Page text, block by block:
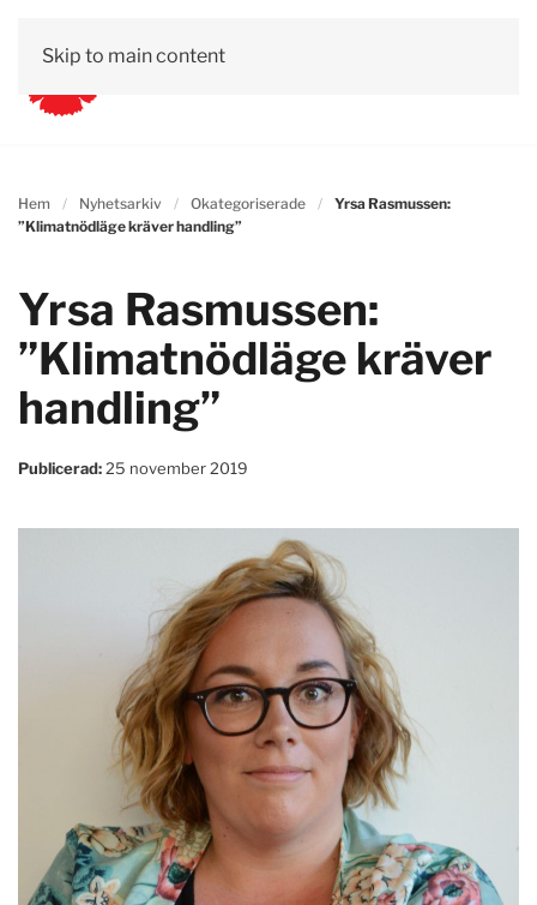
Skip to main content
Hem Nyhetsarkiv Okategoriserade
Yrsa Rasmussen:
”Klimatnödläge kräver handling”
Yrsa Rasmussen:
”Klimatnödläge kräver
handling”
Publicerad: 25 november 2019